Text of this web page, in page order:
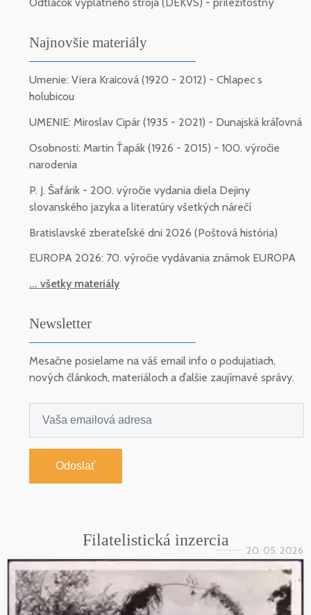
Odtlačok výplatného stroja (DEKVS) - príležitostný
Najnovšie materiály
Umenie: Viera Kraicová (1920 - 2012) - Chlapec s
holubicou
UMENIE: Miroslav Cipár (1935 - 2021) - Dunajská kráľovná
Osobnosti: Martin Ťapák (1926 - 2015) - 100. výročie
narodenia
P. J. Šafárik - 200. výročie vydania diela Dejiny
slovanského jazyka a literatúry všetkých nárečí
Bratislavské zberateľské dni 2026 (Poštová história)
EUROPA 2026: 70. výročie vydávania známok EUROPA
... všetky materiály
Newsletter
Mesačne posielame na váš email info o podujatiach,
nových článkoch, materiáloch a ďalšie zaujímavé správy.
Odoslať
Filatelistická inzercia
20. 05. 2026